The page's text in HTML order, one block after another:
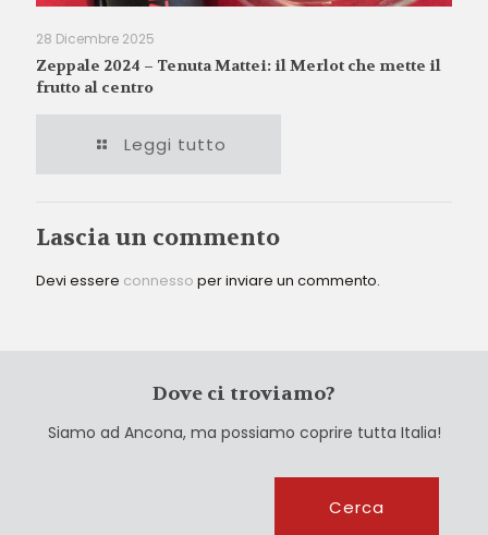
28 Dicembre 2025
Zeppale 2024 – Tenuta Mattei: il Merlot che mette il
frutto al centro
Leggi tutto
Lascia un commento
Devi essere connesso per inviare un commento.
Dove ci troviamo?
Siamo ad Ancona, ma possiamo coprire tutta Italia!
Cerca